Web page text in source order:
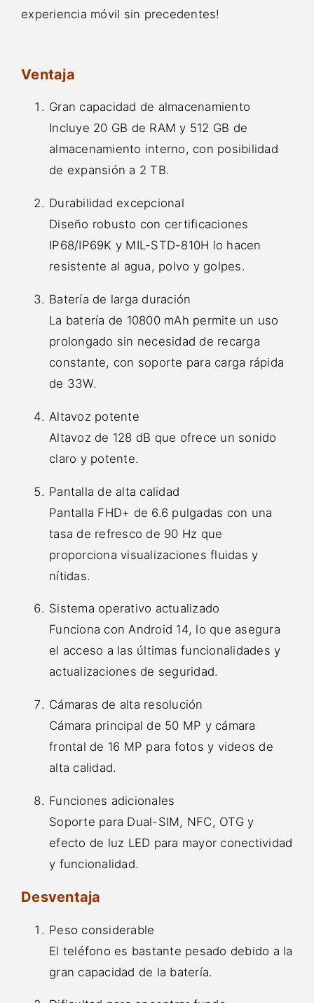
experiencia móvil sin precedentes!
Ventaja
Gran capacidad de almacenamiento
Incluye 20 GB de RAM y 512 GB de
almacenamiento interno, con posibilidad
de expansión a 2 TB.
Durabilidad excepcional
Diseño robusto con certificaciones
IP68/IP69K y MIL-STD-810H lo hacen
resistente al agua, polvo y golpes.
Batería de larga duración
La batería de 10800 mAh permite un uso
prolongado sin necesidad de recarga
constante, con soporte para carga rápida
de 33W.
Altavoz potente
Altavoz de 128 dB que ofrece un sonido
claro y potente.
Pantalla de alta calidad
Pantalla FHD+ de 6.6 pulgadas con una
tasa de refresco de 90 Hz que
proporciona visualizaciones fluidas y
nítidas.
Sistema operativo actualizado
Funciona con Android 14, lo que asegura
el acceso a las últimas funcionalidades y
actualizaciones de seguridad.
Cámaras de alta resolución
Cámara principal de 50 MP y cámara
frontal de 16 MP para fotos y videos de
alta calidad.
Funciones adicionales
Soporte para Dual-SIM, NFC, OTG y
efecto de luz LED para mayor conectividad
y funcionalidad.
Desventaja
Peso considerable
El teléfono es bastante pesado debido a la
gran capacidad de la batería.